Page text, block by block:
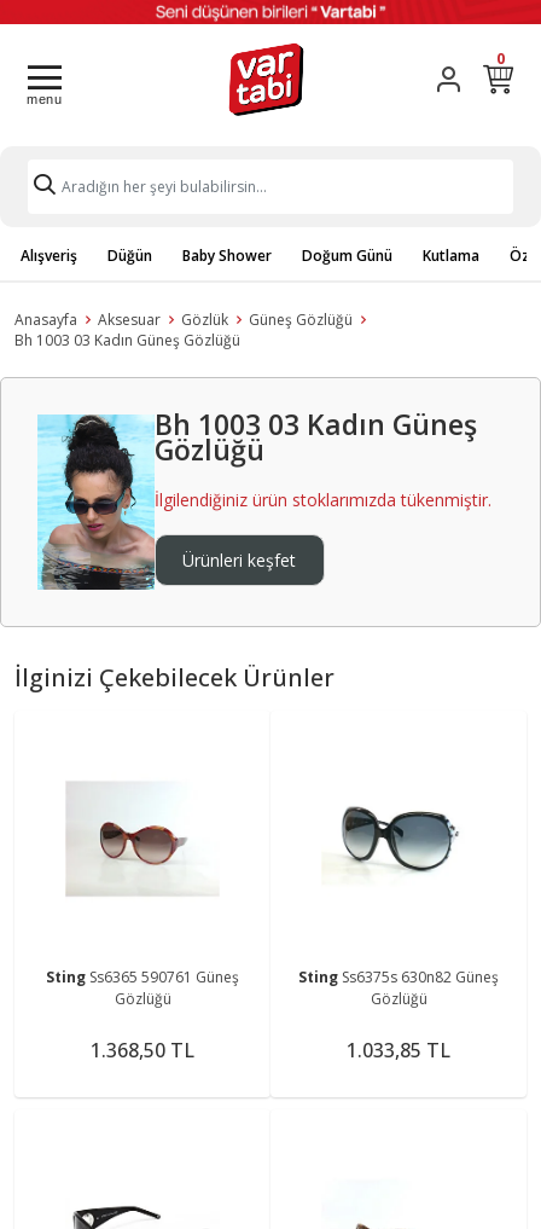
0
Alışveriş Düğün Baby Shower Doğum Günü Kutlama
Anasayfa Aksesuar Gözlük
Güneş Gözlüğü
Bh 1003 03 Kadın Güneş Gözlüğü
Bh 1003 03 Kadın Güneş
Gözlüğü
İlgilendiğiniz ürün stoklarımızda tükenmiştir.
Ürünleri keşfet
İlginizi Çekebilecek Ürünler
Sting Ss6365 590761 Güneş
Gözlüğü
1.368,50 TL
Sting Ss6375s 630n82 Güneş
Gözlüğü
1.033,85 TL